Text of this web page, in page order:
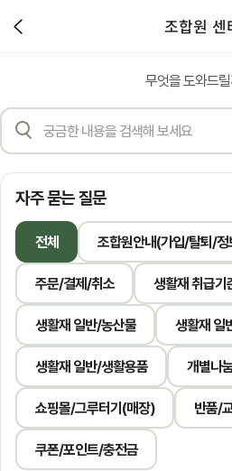
조합원 센
무엇을 도와드
자주 묻는 질문
전체 조합원안내(가입/탈퇴/정
주문/결제/취소 생활재 취급기
생활재 일반/농산물 생활재 일
생활재 일반/생활용품 개별나
쇼핑몰/그루터기(매장) 반품/
쿠폰/포인트/충전금